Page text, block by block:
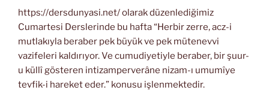
https://dersdunyasi.net/ olarak düzenlediğimiz
Cumartesi Derslerinde bu hafta “Herbir zerre, acz-i
mutlakıyla beraber pek büyük ve pek mütenevvi
vazifeleri kaldırıyor. Ve cumudiyetiyle beraber, bir şuur-
u küllî gösteren intizamperverâne nizam-ı umumîye
tevfik-i hareket eder.” konusu işlenmektedir.